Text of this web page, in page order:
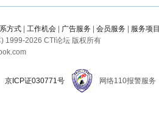
方式 工作机会 广告服务 会员服务 服务项目
1999-2026 CTI论坛 版权所有
京ICP证030771号 网络110报警服务